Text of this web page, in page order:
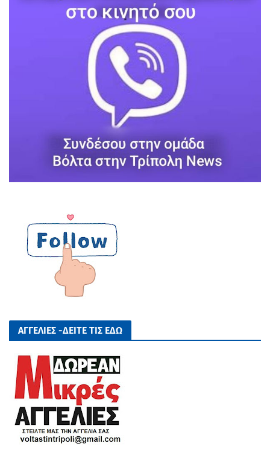
ΑΓΓΕΛΙΕΣ -ΔΕΙΤΕ ΤΙΣ ΕΔΩ